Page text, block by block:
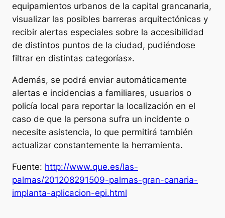
equipamientos urbanos de la capital grancanaria,
visualizar las posibles barreras arquitectónicas y
recibir alertas especiales sobre la accesibilidad
de distintos puntos de la ciudad, pudiéndose
filtrar en distintas categorías».
Además, se podrá enviar automáticamente
alertas e incidencias a familiares, usuarios o
policía local para reportar la localización en el
caso de que la persona sufra un incidente o
necesite asistencia, lo que permitirá también
actualizar constantemente la herramienta.
Fuente: http://www.que.es/las-
palmas/201208291509-palmas-gran-canaria-
implanta-aplicacion-epi.html